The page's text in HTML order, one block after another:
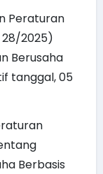
Peraturan
28/2025)
Berusaha
tanggal, 05
Berbasis